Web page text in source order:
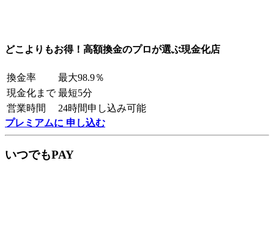
どこよりもお得！高額換金のプロが選ぶ現金化店
換金率
最大98.9％
現金化まで 最短5分
営業時間
24時間申し込み可能
プレミアムに 申し込む
いつでもPAY